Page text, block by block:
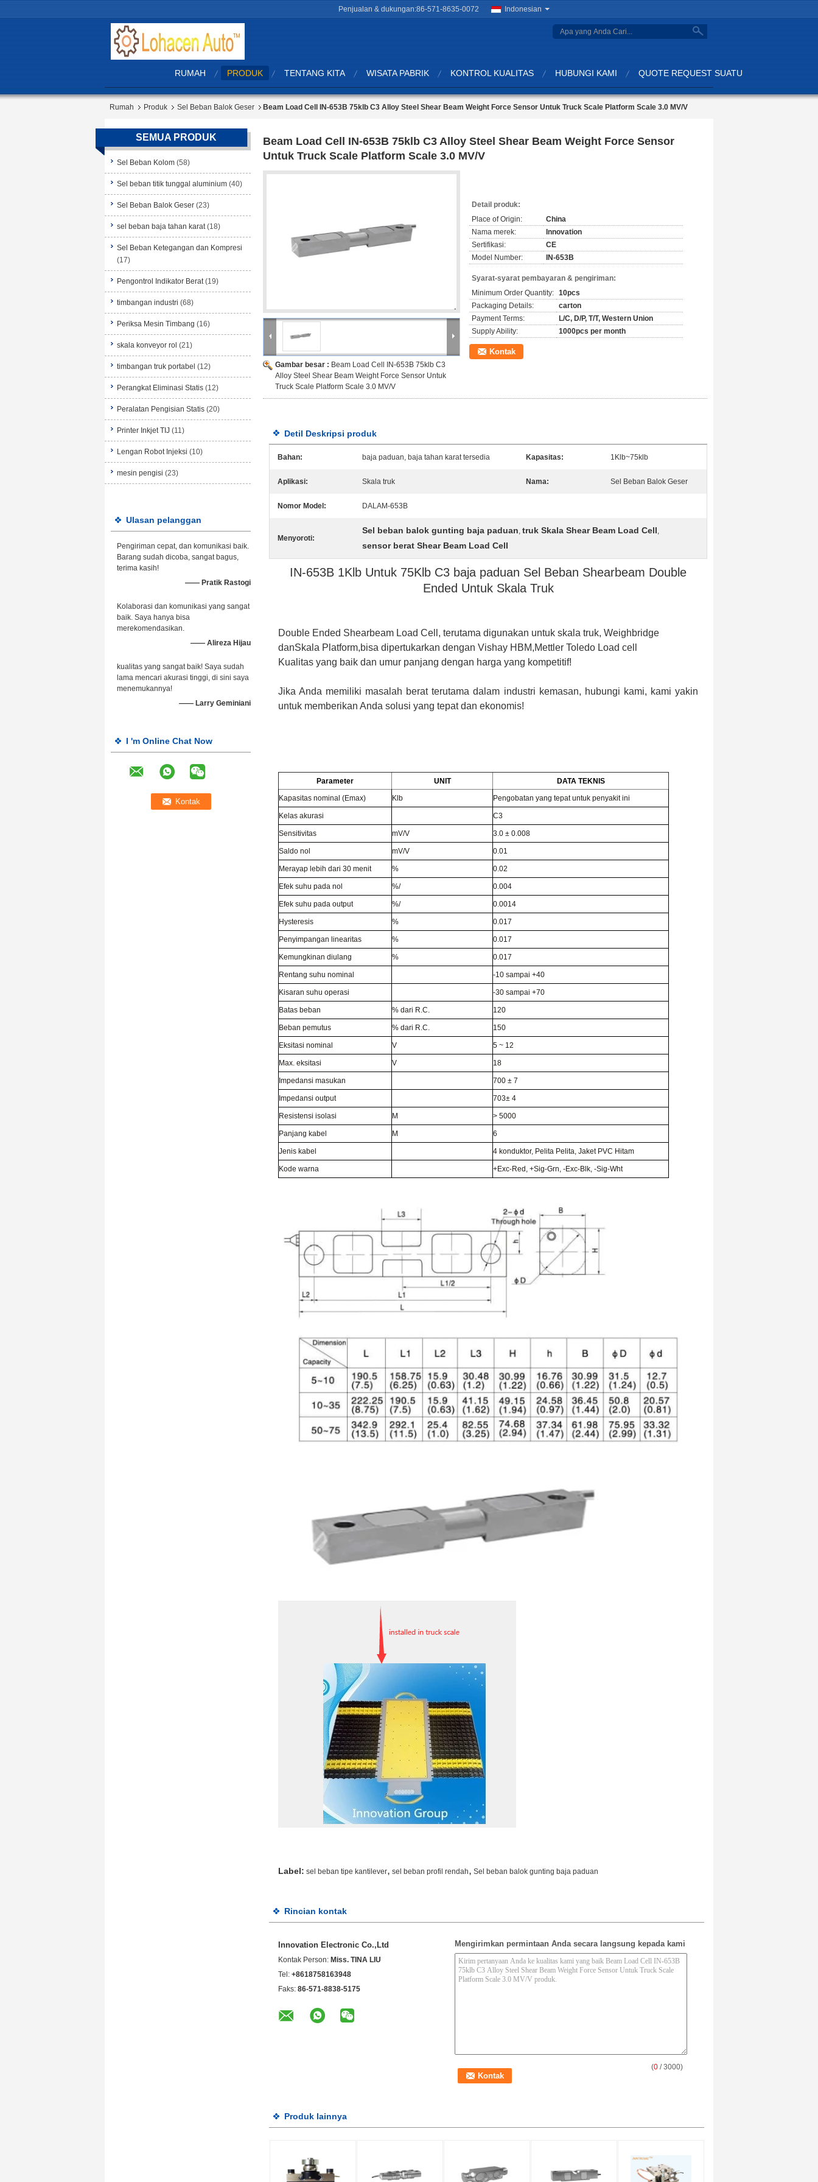
Penjualan & dukungan:86-571-8635-0072 Indonesian
search
RUMAH PRODUK TENTANG KITA WISATA PABRIK KONTROL KUALITAS HUBUNGI KAMI QUOTE REQUEST SUATU
Rumah Produk Sel Beban Balok Geser Beam Load Cell IN-653B 75klb C3 Alloy Steel Shear Beam Weight Force Sensor Untuk Truck Scale Platform Scale 3.0 MV/V
SEMUA PRODUK
Sel Beban Kolom (58)
Sel beban titik tunggal aluminium (40)
Sel Beban Balok Geser (23)
sel beban baja tahan karat (18)
Sel Beban Ketegangan dan Kompresi
(17)
Pengontrol Indikator Berat (19)
timbangan industri (68)
Periksa Mesin Timbang (16)
skala konveyor rol (21)
timbangan truk portabel (12)
Perangkat Eliminasi Statis (12)
Peralatan Pengisian Statis (20)
Printer Inkjet TIJ (11)
Lengan Robot Injeksi (10)
mesin pengisi (23)
Ulasan pelanggan
Pengiriman cepat, dan komunikasi baik.
Barang sudah dicoba, sangat bagus,
terima kasih!
—— Pratik Rastogi
Kolaborasi dan komunikasi yang sangat
baik. Saya hanya bisa
merekomendasikan.
—— Alireza Hijau
kualitas yang sangat baik! Saya sudah
lama mencari akurasi tinggi, di sini saya
menemukannya!
—— Larry Geminiani
I 'm Online Chat Now
Beam Load Cell IN-653B 75klb C3 Alloy Steel Shear Beam Weight Force Sensor
Untuk Truck Scale Platform Scale 3.0 MV/V
Gambar besar : Beam Load Cell IN-653B 75klb C3
Alloy Steel Shear Beam Weight Force Sensor Untuk
Truck Scale Platform Scale 3.0 MV/V
Detail produk:
Place of Origin:
China
Nama merek:
Innovation
Sertifikasi:
CE
Model Number:
IN-653B
Syarat-syarat pembayaran & pengiriman:
Minimum Order Quantity: 10pcs
Packaging Details:
carton
Payment Terms:
L/C, D/P, T/T, Western Union
Supply Ability:
1000pcs per month
Kontak
Detil Deskripsi produk
Bahan: baja paduan, baja tahan karat tersedia Kapasitas: 1Klb~75klb
Aplikasi: Skala truk Nama: Sel Beban Balok Geser
Nomor Model: DALAM-653B
Menyoroti:
Sel beban balok gunting baja paduan, truk Skala Shear Beam Load Cell,
sensor berat Shear Beam Load Cell
IN-653B 1Klb Untuk 75Klb C3 baja paduan Sel Beban Shearbeam Double
Ended Untuk Skala Truk
Double Ended Shearbeam Load Cell, terutama digunakan untuk skala truk, Weighbridge
danSkala Platform,bisa dipertukarkan dengan Vishay HBM,Mettler Toledo Load cell
Kualitas yang baik dan umur panjang dengan harga yang kompetitif!
Jika Anda memiliki masalah berat terutama dalam industri kemasan, hubungi kami, kami yakin
untuk memberikan Anda solusi yang tepat dan ekonomis!
Parameter UNIT
DATA TEKNIS
Kapasitas nominal (Emax)
Klb Pengobatan yang tepat untuk penyakit ini
Kelas akurasi C3
Sensitivitas mV/V 3.0 ± 0.008
Saldo nol mV/V 0.01
Merayap lebih dari 30 menit % 0.02
Efek suhu pada nol %/ 0.004
Efek suhu pada output %/ 0.0014
Hysteresis % 0.017
Penyimpangan linearitas % 0.017
Kemungkinan diulang % 0.017
Rentang suhu nominal -10 sampai +40
Kisaran suhu operasi -30 sampai +70
Batas beban % dari R.C. 120
Beban pemutus % dari R.C. 150
Eksitasi nominal V 5 ~ 12
Max. eksitasi V 18
Impedansi masukan 700 ± 7
Impedansi output 703± 4
Resistensi isolasi M > 5000
Panjang kabel M 6
Jenis kabel 4 konduktor, Pelita Pelita, Jaket PVC Hitam
Kode warna +Exc-Red, +Sig-Grn, -Exc-Blk, -Sig-Wht
Label: sel beban tipe kantilever, sel beban profil rendah, Sel beban balok gunting baja paduan
Rincian kontak
Innovation Electronic Co.,Ltd
Kontak Person: Miss. TINA LIU
Tel: +8618758163948
Faks: 86-571-8838-5175
Mengirimkan permintaan Anda secara langsung kepada kami
(0 / 3000)
Produk lainnya